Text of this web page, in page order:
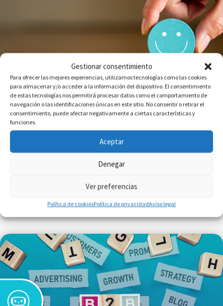
Gestionar consentimiento
Para ofrecer las mejores experiencias, utilizamos tecnologías como las cookies
para almacenar y/o acceder a la información del dispositivo. El consentimiento
de estas tecnologías nos permitirá procesar datos como el comportamiento de
navegación o las identificaciones únicas en este sitio. No consentir o retirar el
consentimiento, puede afectar negativamente a ciertas características y
funciones.
Aceptar
Denegar
Ver preferencias
Política de cookiesPolítica de privacidadAviso legal
CX emocional en B2B: cómo diseñar
experiencias que generan confianza,
Experiencia de cliente,Marketing B2B